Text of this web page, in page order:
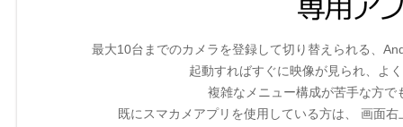
最大10台までのカメラを登録して切り替えられる、
起動すればすぐに映像が見られ、よ
複雑なメニュー構成が苦手な方
既にスマカメアプリを使用している方は、 画面